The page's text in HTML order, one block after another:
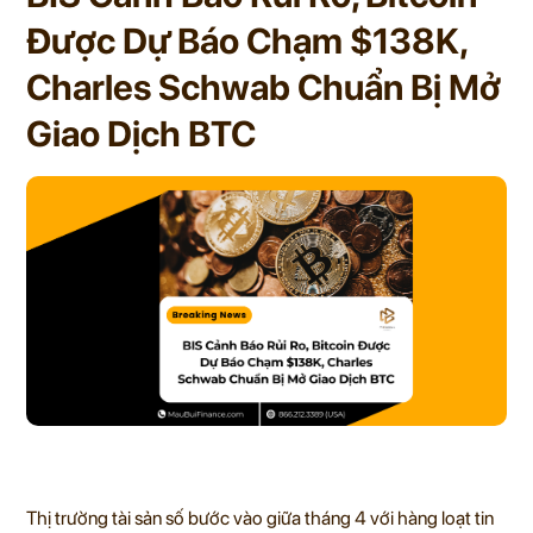
Được Dự Báo Chạm $138K,
Charles Schwab Chuẩn Bị Mở
Giao Dịch BTC
Thị trường tài sản số bước vào giữa tháng 4 với hàng loạt tin